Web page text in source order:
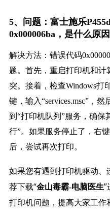
5、问题：富士施乐
0x000006ba，是什么原
解决方法：错误代码
题。首先，重启打印机和计
突。接着，检查Windows打
键，输入“services.msc”，
到“打印机队列”服务，确保
行”。如果服务停止了，右
后，尝试再次打印。
如果您有遇到打印机驱动
荐下载“金山毒霸-电脑医生”
打印机问题，提高大家工作